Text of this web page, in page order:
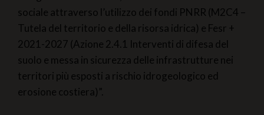
sociale attraverso l’utilizzo dei fondi PNRR (M2C4 –
Tutela del territorio e della risorsa idrica) e Fesr +
2021-2027 (Azione 2.4.1 Interventi di difesa del
suolo e messa in sicurezza delle infrastrutture nei
territori più esposti a rischio idrogeologico ed
erosione costiera)”.